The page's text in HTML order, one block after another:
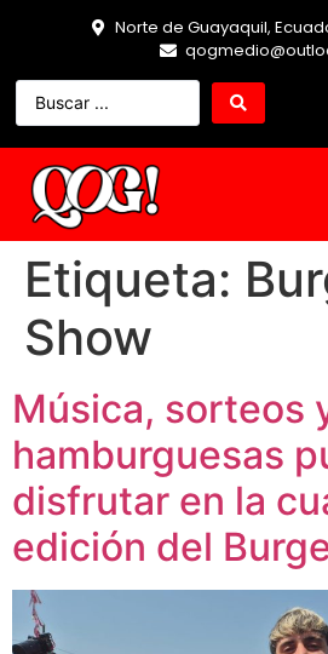
Norte de Guayaquil,
Etiqueta:
Show
Música, sorteos
hamburguesas
disfrutar en la
edición del